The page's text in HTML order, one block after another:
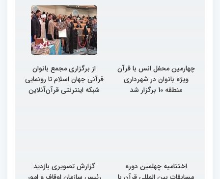
چهارمین محفل انس با قرآن
ویژه بانوان در شهرداری
منطقه 10 برگزار شد
از برگزاری مجمع بانوان
قرآنی جهان اسلام تا رونمایی
شبکه اینترنتی قرآن‌آنلاین
اختتامیه چهلمین دوره
گزارش تصویری بازدید